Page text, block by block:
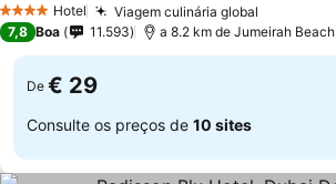
4 EstrelasHotel Viagem culinária global
7,8 Boa 11.593 a 8.2 km de Jumeirah Beach
De € 29
Consulte os preços de 10 sites